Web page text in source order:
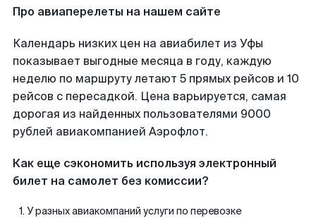
Про авиаперелеты на нашем сайте
Календарь низких цен на авиабилет из Уфы
показывает выгодные месяца в году, каждую
неделю по маршруту летают 5 прямых рейсов и 10
рейсов с пересадкой. Цена варьируется, самая
дорогая из найденных пользователями 9000
рублей авиакомпанией Аэрофлот.
Как еще сэкономить используя электронный
билет на самолет без комиссии?
У разных авиакомпаний услуги по перевозке